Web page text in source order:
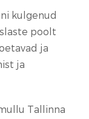
kulgenud
poolt
ja
ja
Tallinna